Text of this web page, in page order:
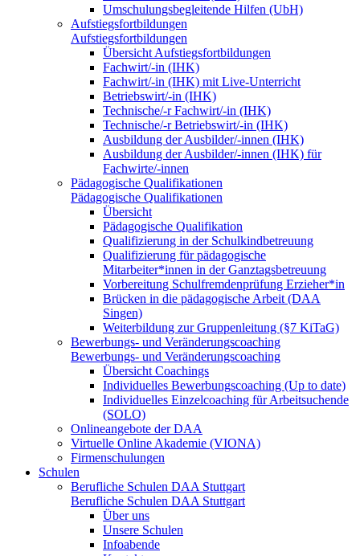
Umschulungsbegleitende Hilfen (UbH)
Aufstiegsfortbildungen
Aufstiegsfortbildungen
Übersicht Aufstiegsfortbildungen
Fachwirt/-in (IHK)
Fachwirt/-in (IHK) mit Live-Unterricht
Betriebswirt/-in (IHK)
Technische/-r Fachwirt/-in (IHK)
Technische/-r Betriebswirt/-in (IHK)
Ausbildung der Ausbilder/-innen (IHK)
Ausbildung der Ausbilder/-innen (IHK) für
Fachwirte/-innen
Pädagogische Qualifikationen
Pädagogische Qualifikationen
Übersicht
Pädagogische Qualifikation
Qualifizierung in der Schulkindbetreuung
Qualifizierung für pädagogische
Mitarbeiter*innen in der Ganztagsbetreuung
Vorbereitung Schulfremdenprüfung Erzieher*in
Brücken in die pädagogische Arbeit (DAA
Singen)
Weiterbildung zur Gruppenleitung (§7 KiTaG)
Bewerbungs- und Veränderungscoaching
Bewerbungs- und Veränderungscoaching
Übersicht Coachings
Individuelles Bewerbungscoaching (Up to date)
Individuelles Einzelcoaching für Arbeitsuchende
(SOLO)
Onlineangebote der DAA
Virtuelle Online Akademie (VIONA)
Firmenschulungen
Schulen
Berufliche Schulen DAA Stuttgart
Berufliche Schulen DAA Stuttgart
Über uns
Unsere Schulen
Infoabende